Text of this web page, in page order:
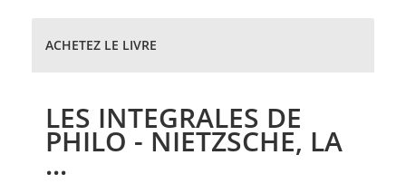
ACHETEZ LE LIVRE
LES INTEGRALES DE
PHILO - NIETZSCHE, LA
...